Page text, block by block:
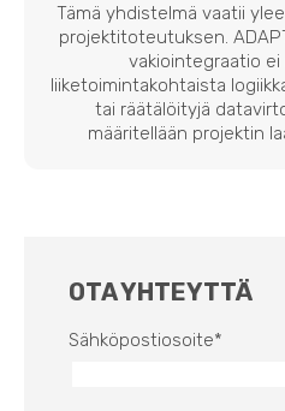
Tämä yhdistelmä vaatii
projektitoteutuksen.
vakiointegraatio
liiketoimintakohtaista
tai räätälöityjä
määritellään projektin
OTA YHTEYTTÄ
Sähköpostiosoite*